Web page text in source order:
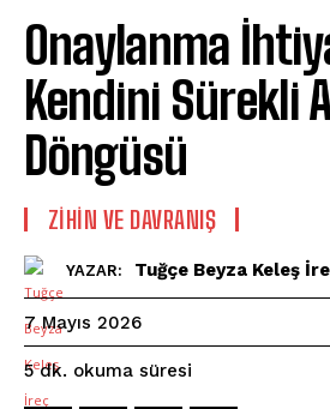
Onaylanma
Kendini Sürekli
Döngüsü
⁠ZIHIN VE DAVRANIŞ
YAZAR: Tuğçe Beyza Keleş
7 Mayıs 2026
5dk. okuma süresi